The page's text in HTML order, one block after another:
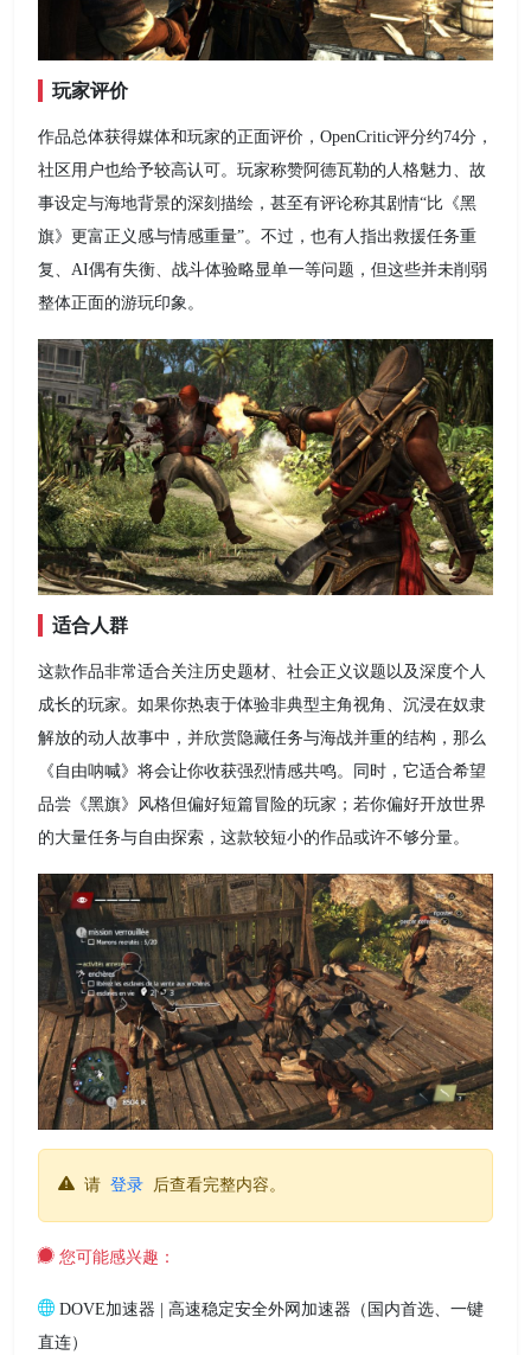
玩家评价
作品总体获得媒体和玩家的正面评价，OpenCritic评分约74分，
社区用户也给予较高认可。玩家称赞阿德瓦勒的人格魅力、故
事设定与海地背景的深刻描绘，甚至有评论称其剧情“比《黑
旗》更富正义感与情感重量”。不过，也有人指出救援任务重
复、AI偶有失衡、战斗体验略显单一等问题，但这些并未削弱
整体正面的游玩印象。
适合人群
这款作品非常适合关注历史题材、社会正义议题以及深度个人
成长的玩家。如果你热衷于体验非典型主角视角、沉浸在奴隶
解放的动人故事中，并欣赏隐藏任务与海战并重的结构，那么
《自由呐喊》将会让你收获强烈情感共鸣。同时，它适合希望
品尝《黑旗》风格但偏好短篇冒险的玩家；若你偏好开放世界
的大量任务与自由探索，这款较短小的作品或许不够分量。
请 登录 后查看完整内容。
您可能感兴趣：
DOVE加速器 | 高速稳定安全外网加速器（国内首选、一键
直连）